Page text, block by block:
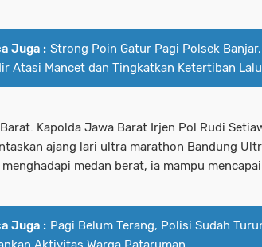
Juga : Strong Poin Gatur Pagi Polsek
Atasi Mancet dan Tingkatkan Ketertiban
Kapolda Jawa Barat Irjen Pol Rudi
ajang lari ultra marathon Bandung
menghadapi medan berat, ia mampu
Juga : Pagi Belum Terang, Polisi Sudah